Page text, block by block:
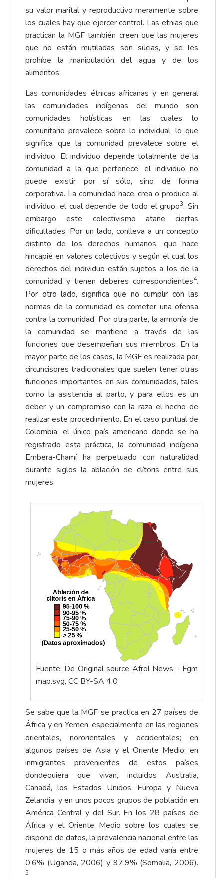
su valor marital y reproductivo meramente sobre
los cuales hay que ejercer control. Las etnias que
practican la MGF también creen que las mujeres
que no están mutiladas son sucias, y se les
prohíbe la manipulación del agua y de los
alimentos.
Las comunidades étnicas africanas y en general
las comunidades indígenas del mundo son
comunidades holísticas en las cuales lo
comunitario prevalece sobre lo individual, lo que
significa que la comunidad prevalece sobre el
individuo. El individuo depende totalmente de la
comunidad a la que pertenece: el individuo no
puede existir por sí sólo, sino de forma
corporativa. La comunidad hace, crea o produce al
individuo, el cual depende de todo el grupo3. Sin
embargo este colectivismo atañe ciertas
dificultades. Por un lado, conlleva a un concepto
distinto de los derechos humanos, que hace
hincapié en valores colectivos y según el cual los
derechos del individuo están sujetos a los de la
comunidad y tienen deberes correspondientes4.
Por otro lado, significa que no cumplir con las
normas de la comunidad es cometer una ofensa
contra la comunidad. Por otra parte, la armonía de
la comunidad se mantiene a través de las
funciones que desempeñan sus miembros. En la
mayor parte de los casos, la MGF es realizada por
circuncisores tradicionales que suelen tener otras
funciones importantes en sus comunidades, tales
como la asistencia al parto, y para ellos es un
deber y un compromiso con la raza el hecho de
realizar este procedimiento. En el caso puntual de
Colombia, el único país americano donde se ha
registrado esta práctica, la comunidad indígena
Embera-Chamí ha perpetuado con naturalidad
durante siglos la ablación de clítoris entre sus
mujeres.
Fuente: De Original source Afrol News - Fgm
map.svg, CC BY-SA 4.0
Se sabe que la MGF se practica en 27 países de
África y en Yemen, especialmente en las regiones
orientales, nororientales y occidentales; en
algunos países de Asia y el Oriente Medio; en
inmigrantes provenientes de estos países
dondequiera que vivan, incluidos Australia,
Canadá, los Estados Unidos, Europa y Nueva
Zelandia; y en unos pocos grupos de población en
América Central y del Sur. En los 28 países de
África y el Oriente Medio sobre los cuales se
dispone de datos, la prevalencia nacional entre las
mujeres de 15 o más años de edad varía entre
0,6% (Uganda, 2006) y 97,9% (Somalia, 2006).
5